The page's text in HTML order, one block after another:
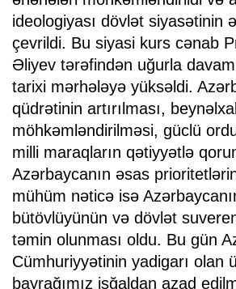
ideologiyası dövlət siyasətinin
çevrildi. Bu siyasi kurs cənab
Əliyev tərəfindən uğurla
tarixi mərhələyə yüksəldi.
qüdrətinin artırılması,
möhkəmləndirilməsi, güclü
milli maraqların qətiyyətlə
Azərbaycanın əsas
mühüm nəticə isə
bütövlüyünün və dövlət
təmin olunması oldu. Bu gün
Cümhuriyyətinin yadigarı olan
bayrağımız işğaldan azad